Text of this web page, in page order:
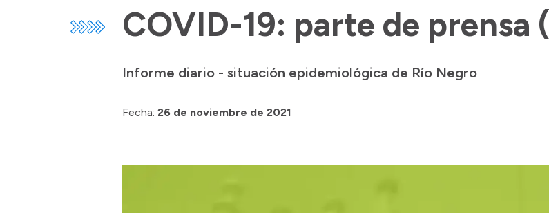
COVID-19: parte de prensa
Informe diario - situación epidemiológica de Río Negro
Fecha: 26 de noviembre de 2021